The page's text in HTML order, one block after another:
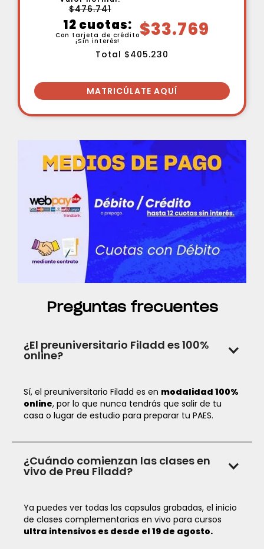
$476.741
12 cuotas:
Con tarjeta de crédito
¡Sin interés!
$33.769
Total $405.230
MATRICÚLATE AQUÍ
Preguntas frecuentes
¿El preuniversitario Filadd es 100%
online?
Sí, el preuniversitario Filadd es en modalidad 100%
online, por lo que nunca tendrás que salir de tu
casa o lugar de estudio para preparar tu PAES.
¿Cuándo comienzan las clases en
vivo de Preu Filadd?
Ya puedes ver todas las capsulas grabadas, el inicio
de clases complementarias en vivo para cursos
ultra intensivos es desde el 19 de agosto.